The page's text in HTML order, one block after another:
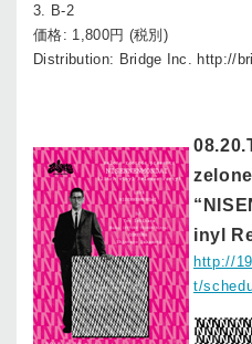
3. B-2
価格: 1,800円 (税別)
Distribution: Bridge Inc.
http://
inyl
http://
t/